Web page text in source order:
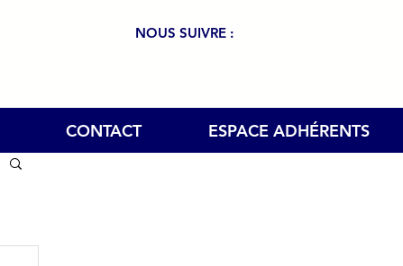
NOUS SUIVRE :
CONTACT ESPACE ADHÉRENTS